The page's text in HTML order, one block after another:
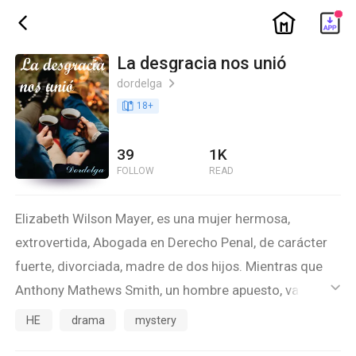
ic_back ic_home
La desgracia nos unió
dordelga ic_arrow_right
book_age 18+
39
FOLLOW
1K
READ
Elizabeth Wilson Mayer, es una mujer hermosa,
extrovertida, Abogada en Derecho Penal, de carácter
fuerte, divorciada, madre de dos hijos. Mientras que
Anthony Mathews Smith, un hombre apuesto, valiente,
Teniente Coronel, militar retirado, felizmente casado
ic_default
HE drama mystery